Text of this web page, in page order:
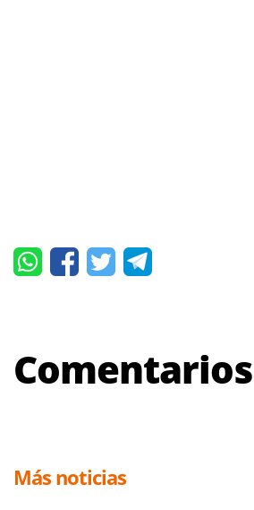
Comentarios
Más noticias